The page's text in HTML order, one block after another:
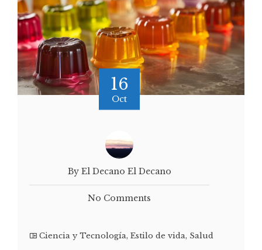
16
Oct
By El Decano El Decano
No Comments
Ciencia y Tecnología, Estilo de vida, Salud